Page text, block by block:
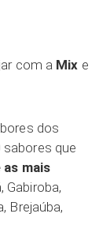
com a Mix e
dos
sabores que
mais
Gabiroba,
Brejaúba,